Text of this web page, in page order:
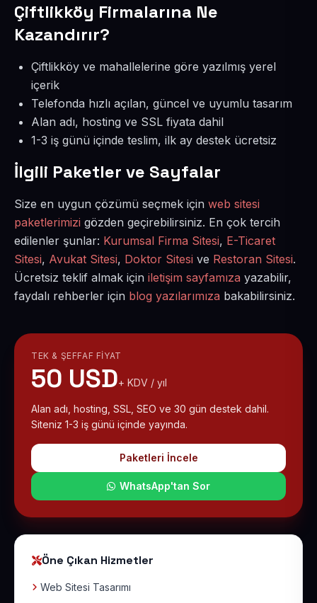
Çiftlikköy Firmalarına Ne
Kazandırır?
Çiftlikköy ve mahallelerine göre yazılmış yerel
içerik
Telefonda hızlı açılan, güncel ve uyumlu tasarım
Alan adı, hosting ve SSL fiyata dahil
1-3 iş günü içinde teslim, ilk ay destek ücretsiz
İlgili Paketler ve Sayfalar
Size en uygun çözümü seçmek için web sitesi
paketlerimizi gözden geçirebilirsiniz. En çok tercih
edilenler şunlar: Kurumsal Firma Sitesi, E-Ticaret
Sitesi, Avukat Sitesi, Doktor Sitesi ve Restoran Sitesi.
Ücretsiz teklif almak için iletişim sayfamıza yazabilir,
faydalı rehberler için blog yazılarımıza bakabilirsiniz.
TEK & ŞEFFAF FIYAT
50 USD+ KDV / yıl
Alan adı, hosting, SSL, SEO ve 30 gün destek dahil.
Siteniz 1-3 iş günü içinde yayında.
Paketleri İncele
WhatsApp'tan Sor
Öne Çıkan Hizmetler
Web Sitesi Tasarımı